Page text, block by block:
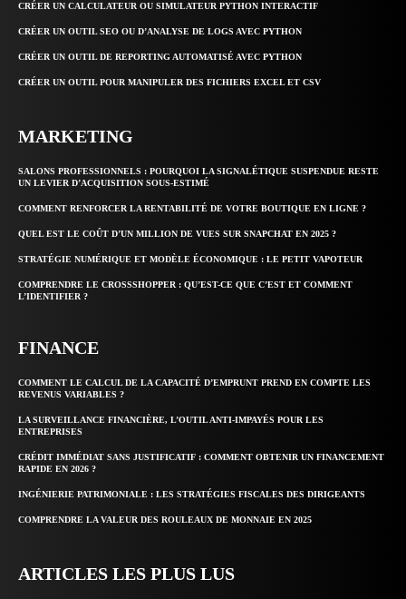
CRÉER UN CALCULATEUR OU SIMULATEUR PYTHON INTERACTIF
CRÉER UN OUTIL SEO OU D’ANALYSE DE LOGS AVEC PYTHON
CRÉER UN OUTIL DE REPORTING AUTOMATISÉ AVEC PYTHON
CRÉER UN OUTIL POUR MANIPULER DES FICHIERS EXCEL ET CSV
MARKETING
SALONS PROFESSIONNELS : POURQUOI LA SIGNALÉTIQUE SUSPENDUE RESTE
UN LEVIER D’ACQUISITION SOUS-ESTIMÉ
COMMENT RENFORCER LA RENTABILITÉ DE VOTRE BOUTIQUE EN LIGNE ?
QUEL EST LE COÛT D’UN MILLION DE VUES SUR SNAPCHAT EN 2025 ?
STRATÉGIE NUMÉRIQUE ET MODÈLE ÉCONOMIQUE : LE PETIT VAPOTEUR
COMPRENDRE LE CROSSSHOPPER : QU’EST-CE QUE C’EST ET COMMENT
L’IDENTIFIER ?
FINANCE
COMMENT LE CALCUL DE LA CAPACITÉ D’EMPRUNT PREND EN COMPTE LES
REVENUS VARIABLES ?
LA SURVEILLANCE FINANCIÈRE, L’OUTIL ANTI-IMPAYÉS POUR LES
ENTREPRISES
CRÉDIT IMMÉDIAT SANS JUSTIFICATIF : COMMENT OBTENIR UN FINANCEMENT
RAPIDE EN 2026 ?
INGÉNIERIE PATRIMONIALE : LES STRATÉGIES FISCALES DES DIRIGEANTS
COMPRENDRE LA VALEUR DES ROULEAUX DE MONNAIE EN 2025
ARTICLES LES PLUS LUS